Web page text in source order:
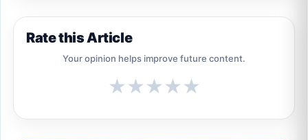
Rate this Article
Your opinion helps improve future content.
★★★★★